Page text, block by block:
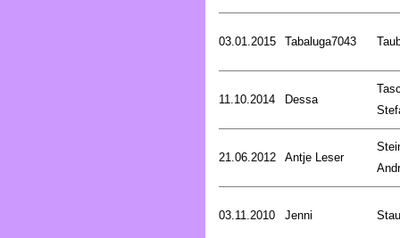
03.01.2015 Tabaluga7043
11.10.2014 Dessa
21.06.2012 Antje Leser
03.11.2010 Jenni